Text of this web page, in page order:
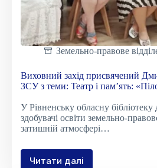
Земельно-правове
Виховний захід присвячений
ЗСУ з теми: Театр і пам’ять:
У Рівненську обласну бібліотеку
здобувачі освіти земельно-
затишній атмосфері…
Читати далі
Виховний